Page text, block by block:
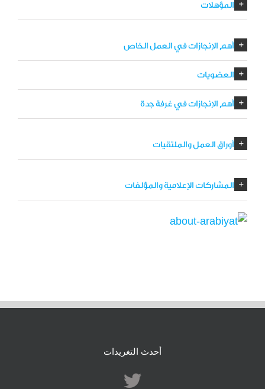
المؤهلات
أهم الإنجازات في العمل الخاص
العضويات
أهم الإنجازات في غرفة جدة
أوراق العمل والملتقيات
المشاركات الإعلامية والمؤلفات
أحدث التغريدات